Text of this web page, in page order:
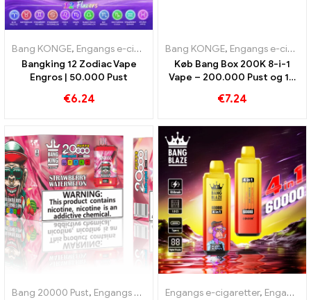
Bang KONGE, Engangs e-cigaretter ,Engangs e-cigaretter Belgien
Bangking 12 Zodiac Vape
Engros | 50.000 Pust
€6.24
Bang KONGE, Engangs e-cigaretter
Køb Bang Box 200K 8-i-1
Vape – 200.000 Pust og 10
€7.24
Bang 20000 Pust, Engangs e-cigaretter ,Engangs e-cigaretter
Engangs e-cigaretter, Engangs e-cigaretter Polen